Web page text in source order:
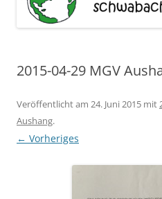
2015-04-29 MGV
Veröffentlicht am 24. Juni 2015 mit
Aushang.
← Vorheriges